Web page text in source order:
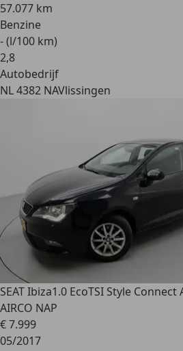
57.077 km
Benzine
- (l/100 km)
2,8
Autobedrijf
NL 4382 NAVlissingen
SEAT Ibiza1.0 EcoTSI Style Connect
AIRCO NAP
€ 7.999
05/2017